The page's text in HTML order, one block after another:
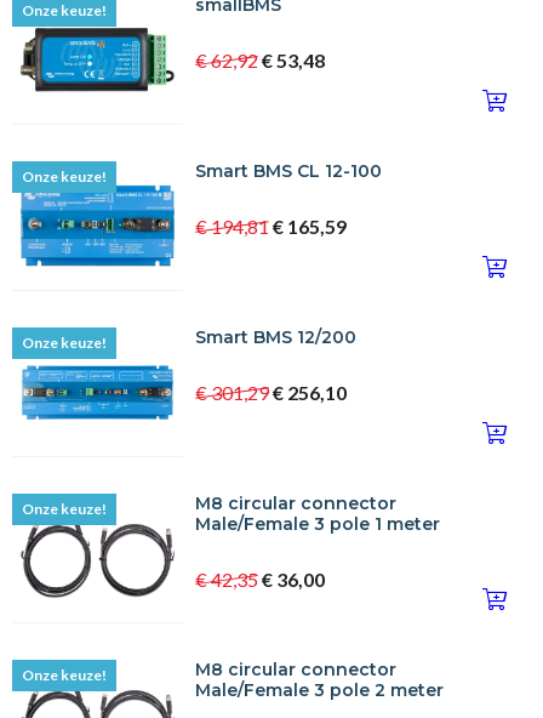
Onze keuze! smallBMS
€ 62,92€ 53,48
Onze keuze! Smart BMS CL 12-100
€ 194,81€ 165,59
Onze keuze! Smart BMS 12/200
€ 301,29€ 256,10
Onze keuze!
M8 circular connector
Male/Female 3 pole 1 meter
€ 42,35€ 36,00
Onze keuze!
M8 circular connector
Male/Female 3 pole 2 meter